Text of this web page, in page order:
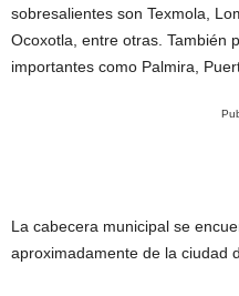
sobresalientes son Texmola,
Ocoxotla, entre otras. También
importantes como Palmira,
La cabecera municipal se
aproximadamente de la ciudad